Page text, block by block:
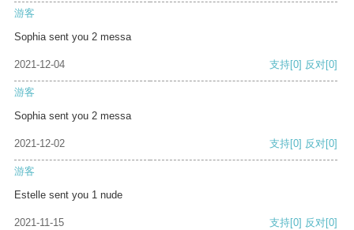
游客
Sophia sent you 2 messa
2021-12-04 支持[0] 反对[0]
游客
Sophia sent you 2 messa
2021-12-02 支持[0] 反对[0]
游客
Estelle sent you 1 nude
2021-11-15 支持[0] 反对[0]